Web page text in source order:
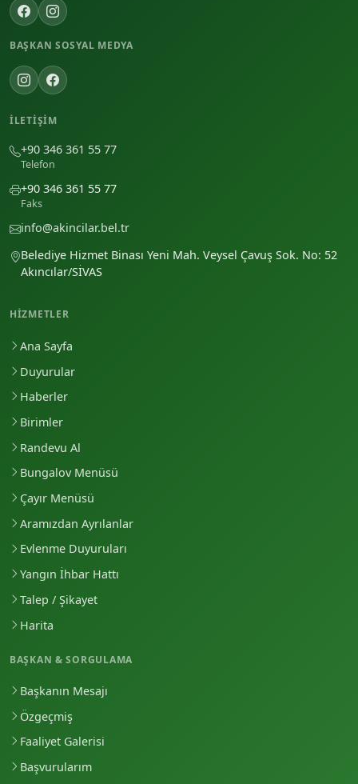
BAŞKAN SOSYAL MEDYA
İLETIŞIM
+90 346 361 55 77
Telefon
+90 346 361 55 77
Faks
info@akincilar.bel.tr
Belediye Hizmet Binası Yeni Mah. Veysel Çavuş Sok. No: 52
Akıncılar/SİVAS
HIZMETLER
Ana Sayfa
Duyurular
Haberler
Birimler
Randevu Al
Bungalov Menüsü
Çayır Menüsü
Aramızdan Ayrılanlar
Evlenme Duyuruları
Yangın İhbar Hattı
Talep / Şikayet
Harita
BAŞKAN & SORGULAMA
Başkanın Mesajı
Özgeçmiş
Faaliyet Galerisi
Başvurularım